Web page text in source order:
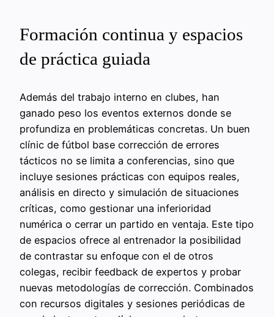
Formación continua y espacios
de práctica guiada
Además del trabajo interno en clubes, han
ganado peso los eventos externos donde se
profundiza en problemáticas concretas. Un buen
clínic de fútbol base corrección de errores
tácticos no se limita a conferencias, sino que
incluye sesiones prácticas con equipos reales,
análisis en directo y simulación de situaciones
críticas, como gestionar una inferioridad
numérica o cerrar un partido en ventaja. Este tipo
de espacios ofrece al entrenador la posibilidad
de contrastar su enfoque con el de otros
colegas, recibir feedback de expertos y probar
nuevas metodologías de corrección. Combinados
con recursos digitales y sesiones periódicas de